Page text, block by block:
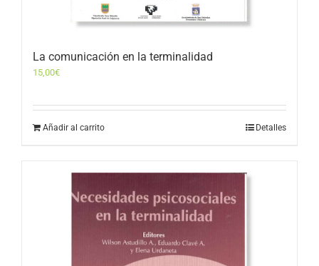
La comunicación en la terminalidad
15,00€
Añadir al carrito Detalles